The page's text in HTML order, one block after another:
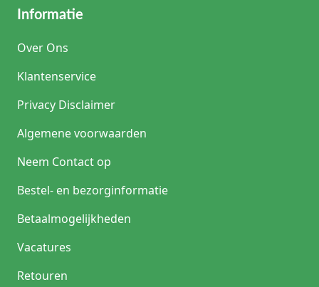
Informatie
Over Ons
Klantenservice
Privacy Disclaimer
Algemene voorwaarden
Neem Contact op
Bestel- en bezorginformatie
Betaalmogelijkheden
Vacatures
Retouren